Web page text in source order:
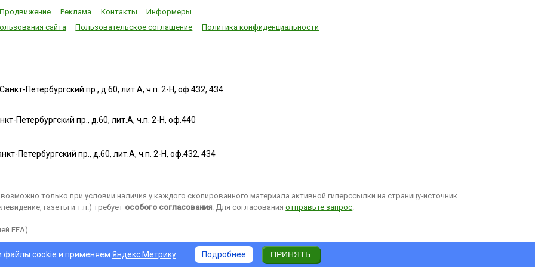
Продвижение Реклама Контакты
Информеры
сайта
Пользовательское соглашение Политика конфиденциальности
Петербургский пр., д.60, лит.А, ч.п. 2-Н, оф.432, 434
Петербургский пр., д.60, лит.А, ч.п. 2-Н, оф.440
Петербургский пр., д.60, лит.А, ч.п. 2-Н, оф.432, 434
только при условии наличия у каждого скопированного материала активной гиперссылки на страницу-источник.
газеты и т.п.) требует особого согласования. Для согласованияотправьте запрос.
EEA).
cookie и применяем Яндекс.Метрику. Подробнее ПРИНЯТЬ